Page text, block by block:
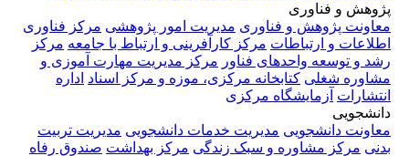
پژوهش و فناوری
معاونت پژوهش و فناوری مدیریت امور پژوهشی مرکز فناوری
اطلاعات و ارتباطات مرکز کارآفرینی و ارتباط با جامعه مرکز
رشد و توسعه واحدهای فناور مرکز مدیریت مهارت آموزی و
مشاوره شغلی کتابخانه مرکزی، موزه و مرکز اسناد اداره
انتشارات آزمایشگاه مرکزی
دانشجویی
معاونت دانشجویی مدیریت خدمات دانشجویی مدیریت تربیت
بدنی مرکز مشاوره و سبک زندگی مرکز بهداشت صندوق رفاه